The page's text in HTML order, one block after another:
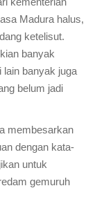
Madura halus,
ketelisut.
banyak
lain banyak juga
belum jadi
membesarkan
dengan kata-
untuk
gemuruh